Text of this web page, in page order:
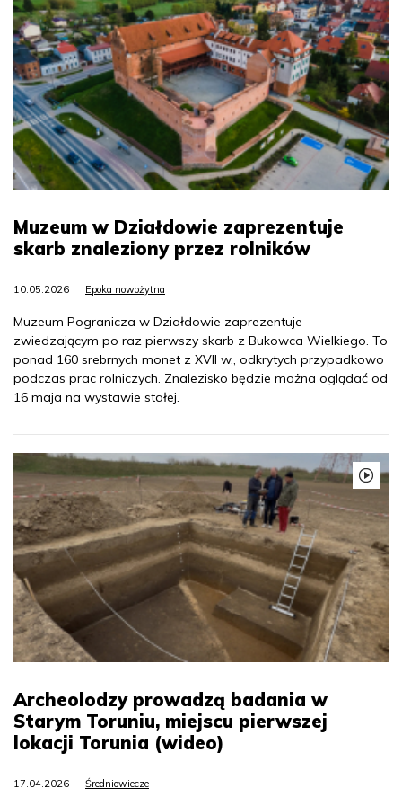
Muzeum w Działdowie zaprezentuje
skarb znaleziony przez rolników
10.05.2026 Epoka nowożytna
Muzeum Pogranicza w Działdowie zaprezentuje
zwiedzającym po raz pierwszy skarb z Bukowca Wielkiego. To
ponad 160 srebrnych monet z XVII w., odkrytych przypadkowo
podczas prac rolniczych. Znalezisko będzie można oglądać od
16 maja na wystawie stałej.
Archeolodzy prowadzą badania w
Starym Toruniu, miejscu pierwszej
lokacji Torunia (wideo)
17.04.2026 Średniowiecze